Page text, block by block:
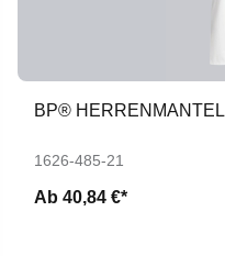
BP® HERRENMANTEL
1626-485-21
Ab 40,84 €*